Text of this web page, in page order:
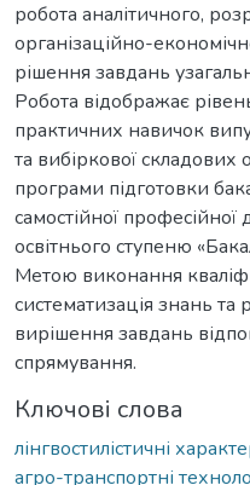
робота аналітичного,
організаційно-
рішення завдань
Робота відображає
практичних навичок
та вибіркової складових
програми підготовки
самостійної професійної
освітнього ступеню
Метою виконання
систематизація знань
вирішення завдань
спрямування.
Ключові слова
лінгвостилістичні
агро-транспортні